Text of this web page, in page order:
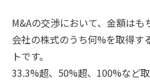
M&Aの交渉において、金額は
会社の株式のうち何%を取得す
トです。
33.3%超、50%超、100%など